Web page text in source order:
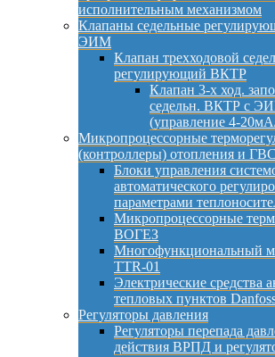
исполнительным механизмом
Клапаны седельные
ЭИМ
Клапан трехходовой
регулирующий ВКТР
Клапан 3-х ход.
седельн. ВКТР с
(управление 4-
Микропроцессорные
(контроллеры) отопления и ГВС
Блоки управления
автоматического
параметрами
Микропроцессорные
ВОГЕЗ
Многофункциональный
TTR-01
Электрические средства
тепловых пунктов
Регуляторы давления
Регуляторы перепада
действия ВРПД и